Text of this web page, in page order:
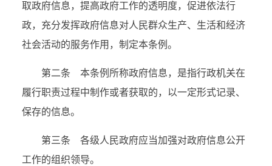
取政府信息，提高政府工作的透明度，促进依法行
政，充分发挥政府信息对人民群众生产、生活和经济
社会活动的服务作用，制定本条例。
第二条 本条例所称政府信息，是指行政机关在
履行职责过程中制作或者获取的，以一定形式记录、
保存的信息。
第三条 各级人民政府应当加强对政府信息公开
工作的组织领导。